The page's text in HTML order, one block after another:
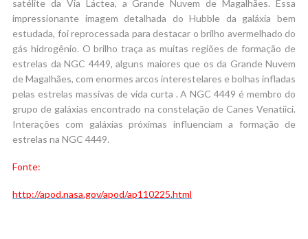
satélite da Via Láctea, a Grande Nuvem de Magalhães. Essa
impressionante imagem detalhada do Hubble da galáxia bem
estudada, foi reprocessada para destacar o brilho avermelhado do
gás hidrogênio. O brilho traça as muitas regiões de formação de
estrelas da NGC 4449, alguns maiores que os da Grande Nuvem
de Magalhães, com enormes arcos interestelares e bolhas infladas
pelas estrelas massivas de vida curta . A NGC 4449 é membro do
grupo de galáxias encontrado na constelação de Canes Venatiici.
Interações com galáxias próximas influenciam a formação de
estrelas na NGC 4449.
Fonte:
http://apod.nasa.gov/apod/ap110225.html